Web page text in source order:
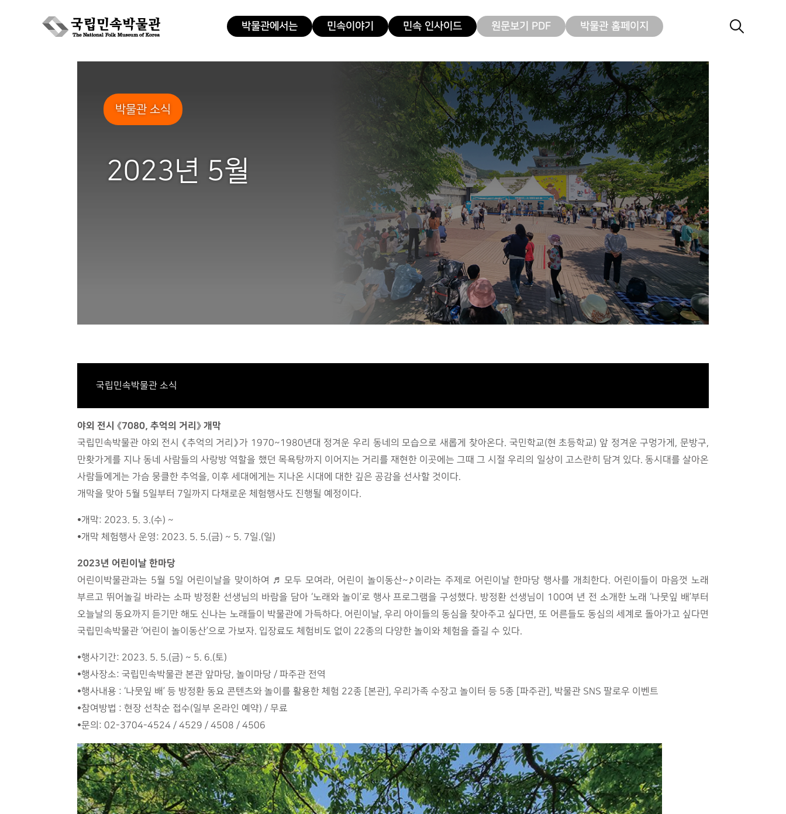
박물관에서는 민속이야기 민속 인사이드 원문보기 PDF 박물관 홈페이지
Skip
박물관 소식
2023년 5월
국립민속박물관 소식
야외 전시 《7080, 추억의 거리》 개막
국립민속박물관 야외 전시 《추억의 거리》가 1970~1980년대 정겨운 우리 동네의 모습으로 새롭게 찾아온다. 국민학교(현 초등학교) 앞 정겨운 구멍가게, 문방구,
만홧가게를 지나 동네 사람들의 사랑방 역할을 했던 목욕탕까지 이어지는 거리를 재현한 이곳에는 그때 그 시절 우리의 일상이 고스란히 담겨 있다. 동시대를 살아온
사람들에게는 가슴 뭉클한 추억을, 이후 세대에게는 지나온 시대에 대한 깊은 공감을 선사할 것이다.
개막을 맞아 5월 5일부터 7일까지 다채로운 체험행사도 진행될 예정이다.
•개막: 2023. 5. 3.(수) ~
•개막 체험행사 운영: 2023. 5. 5.(금) ~ 5. 7일.(일)
2023년 어린이날 한마당
어린이박물관과는 5월 5일 어린이날을 맞이하여 ♬ 모두 모여라, 어린이 놀이동산~♪이라는 주제로 어린이날 한마당 행사를 개최한다. 어린이들이 마음껏 노래
부르고 뛰어놀길 바라는 소파 방정환 선생님의 바람을 담아 ‘노래와 놀이’로 행사 프로그램을 구성했다. 방정환 선생님이 100여 년 전 소개한 노래 ‘나뭇잎 배’부터
오늘날의 동요까지 듣기만 해도 신나는 노래들이 박물관에 가득하다. 어린이날, 우리 아이들의 동심을 찾아주고 싶다면, 또 어른들도 동심의 세계로 돌아가고 싶다면
국립민속박물관 ‘어린이 놀이동산’으로 가보자. 입장료도 체험비도 없이 22종의 다양한 놀이와 체험을 즐길 수 있다.
•행사기간: 2023. 5. 5.(금) ~ 5. 6.(토)
•행사장소: 국립민속박물관 본관 앞마당, 놀이마당 / 파주관 전역
•행사내용 : ‘나뭇잎 배’ 등 방정환 동요 콘텐츠와 놀이를 활용한 체험 22종 [본관], 우리가족 수장고 놀이터 등 5종 [파주관], 박물관 SNS 팔로우 이벤트
•참여방법 : 현장 선착순 접수(일부 온라인 예약) / 무료
•문의: 02-3704-4524 / 4529 / 4508 / 4506